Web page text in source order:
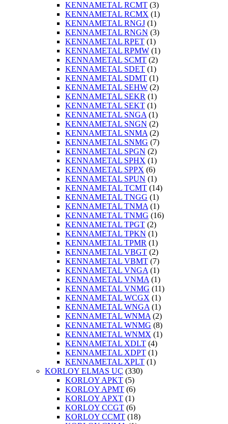
KENNAMETAL RCMT (3)
KENNAMETAL RCMX (1)
KENNAMETAL RNGJ (1)
KENNAMETAL RNGN (3)
KENNAMETAL RPET (1)
KENNAMETAL RPMW (1)
KENNAMETAL SCMT (2)
KENNAMETAL SDET (1)
KENNAMETAL SDMT (1)
KENNAMETAL SEHW (2)
KENNAMETAL SEKR (1)
KENNAMETAL SEKT (1)
KENNAMETAL SNGA (1)
KENNAMETAL SNGN (2)
KENNAMETAL SNMA (2)
KENNAMETAL SNMG (7)
KENNAMETAL SPGN (2)
KENNAMETAL SPHX (1)
KENNAMETAL SPPX (6)
KENNAMETAL SPUN (1)
KENNAMETAL TCMT (14)
KENNAMETAL TNGG (1)
KENNAMETAL TNMA (1)
KENNAMETAL TNMG (16)
KENNAMETAL TPGT (2)
KENNAMETAL TPKN (1)
KENNAMETAL TPMR (1)
KENNAMETAL VBGT (2)
KENNAMETAL VBMT (7)
KENNAMETAL VNGA (1)
KENNAMETAL VNMA (1)
KENNAMETAL VNMG (11)
KENNAMETAL WCGX (1)
KENNAMETAL WNGA (1)
KENNAMETAL WNMA (2)
KENNAMETAL WNMG (8)
KENNAMETAL WNMX (1)
KENNAMETAL XDLT (4)
KENNAMETAL XDPT (1)
KENNAMETAL XPLT (1)
KORLOY ELMAS UÇ (330)
KORLOY APKT (5)
KORLOY APMT (6)
KORLOY APXT (1)
KORLOY CCGT (6)
KORLOY CCMT (18)